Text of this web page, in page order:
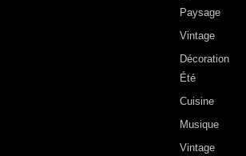
Paysage
Vintage
Décoration
Été
Cuisine
Musique
Vintage